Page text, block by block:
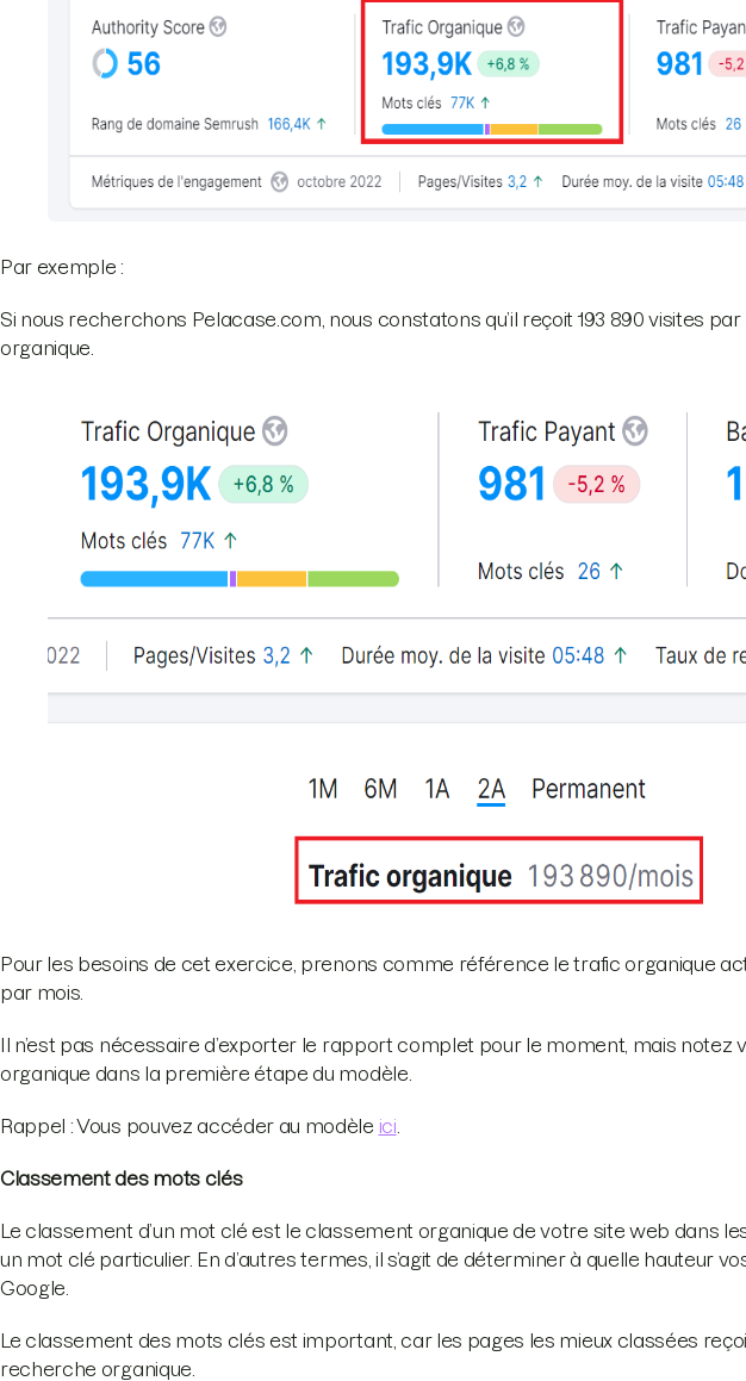
Par exemple :
Si nous recherchons Pelacase.com, nous constatons qu’il reçoit 193 890 visites
organique.
Pour les besoins de cet exercice, prenons comme référence le trafic organique
par mois.
Il n’est pas nécessaire d’exporter le rapport complet pour le moment, mais notez
organique dans la première étape du modèle.
Rappel : Vous pouvez accéder au modèle ici
Classement des mots clés
Le classement d’un mot clé est le classement organique de votre site web dans
un mot clé particulier. En d’autres termes, il s’agit de déterminer à quelle hauteur
Google.
Le classement des mots clés est important, car les pages les mieux classées
recherche organique.